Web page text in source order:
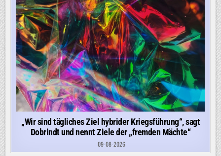
„Wir sind tägliches Ziel hybrider Kriegsführung“, sagt
Dobrindt und nennt Ziele der „fremden Mächte“
09-08-2026